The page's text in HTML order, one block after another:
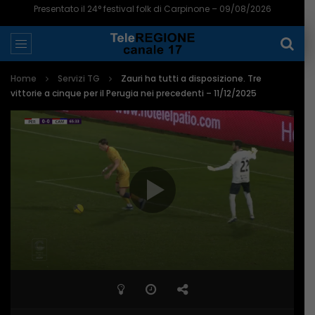
Presentato il 24° festival folk di Carpinone – 09/08/2026
Home Servizi TG
Zauri ha tutti a disposizione. Tre
vittorie a cinque per il Perugia nei precedenti – 11/12/2025